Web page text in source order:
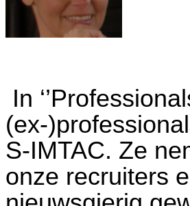
In
(ex-
S-IMTAC. Ze
onze recruiters